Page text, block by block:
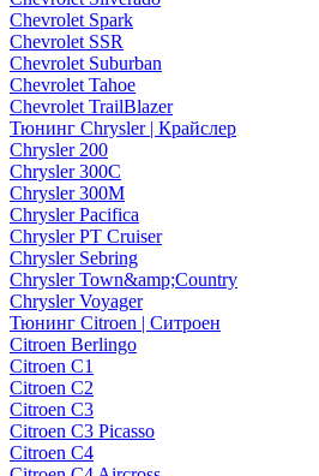
Chevrolet Spark
Chevrolet SSR
Chevrolet Suburban
Chevrolet Tahoe
Chevrolet TrailBlazer
Тюнинг Chrysler | Крайслер
Chrysler 200
Chrysler 300C
Chrysler 300M
Chrysler Pacifica
Chrysler PT Cruiser
Chrysler Sebring
Chrysler Town&amp;Country
Chrysler Voyager
Тюнинг Citroen | Ситроен
Citroen Berlingo
Citroen C1
Citroen C2
Citroen C3
Citroen C3 Picasso
Citroen C4